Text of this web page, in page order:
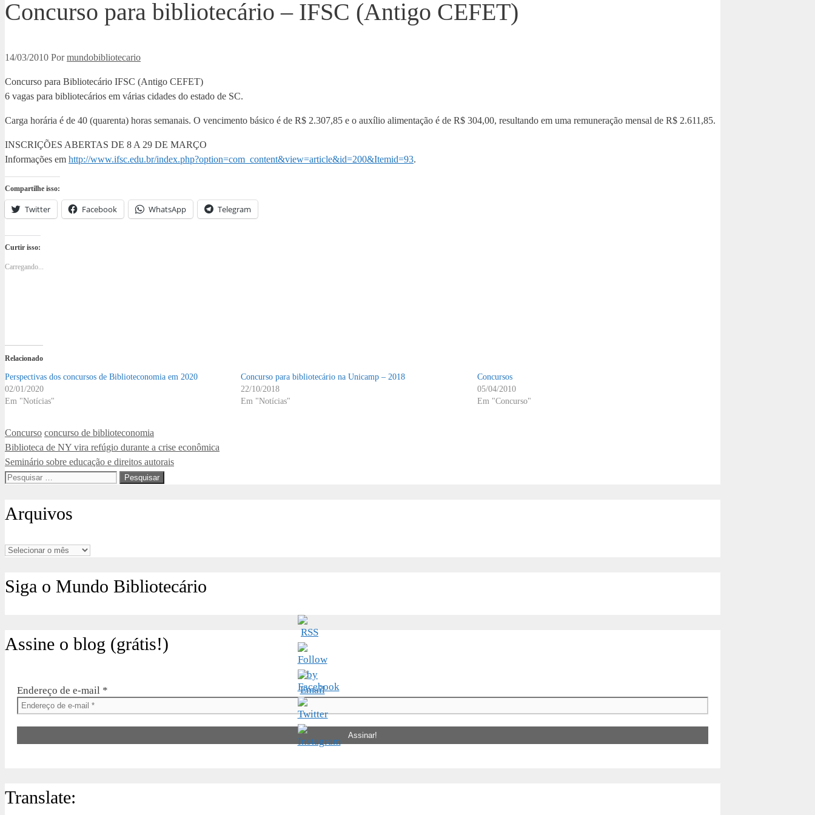
Concurso para bibliotecário – IFSC (Antigo CEFET)
14/03/2010 Pormundobibliotecario
Concurso para Bibliotecário IFSC (Antigo CEFET)
6 vagas para bibliotecários em várias cidades do estado de SC.
Carga horária é de 40 (quarenta) horas semanais. O vencimento básico é de R$ 2.307,85 e o auxílio alimentação é de R$ 304,00, resultando em uma remuneração mensal de R$ 2.611,85.
INSCRIÇÕES ABERTAS DE 8 A 29 DE MARÇO
Informações em http://www.ifsc.edu.br/index.php?option=com_content&view=article&id=200&Itemid=93.
Compartilhe isso:
Twitter Facebook WhatsApp Telegram
Curtir isso:
Carregando...
Relacionado
Perspectivas dos concursos de Biblioteconomia em 2020
02/01/2020
Em "Notícias"
Concurso para bibliotecário na Unicamp – 2018
22/10/2018
Em "Notícias"
Concursos
05/04/2010
Em "Concurso"
Categorias
Concurso Tags
concurso de biblioteconomia
Biblioteca de NY vira refúgio durante a crise econômica
Seminário sobre educação e direitos autorais
Pesquisar
Arquivos
Arquivos
Siga o Mundo Bibliotecário
Assine o blog (grátis!)
Endereço de e-mail *
Translate: